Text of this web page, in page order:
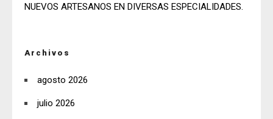
NUEVOS ARTESANOS EN DIVERSAS ESPECIALIDADES.
Archivos
agosto 2026
julio 2026